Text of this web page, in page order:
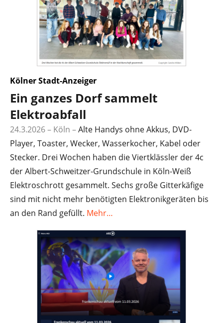
Kölner Stadt-Anzeiger
Ein ganzes Dorf sammelt
Elektroabfall
24.3.2026 – Köln –Alte Handys ohne Akkus, DVD-
Player, Toaster, Wecker, Wasserkocher, Kabel oder
Stecker. Drei Wochen haben die Viertklässler der 4c
der Albert-Schweitzer-Grundschule in Köln-Weiß
Elektroschrott gesammelt. Sechs große Gitterkäfige
sind mit nicht mehr benötigten Elektronikgeräten bis
an den Rand gefüllt. Mehr…